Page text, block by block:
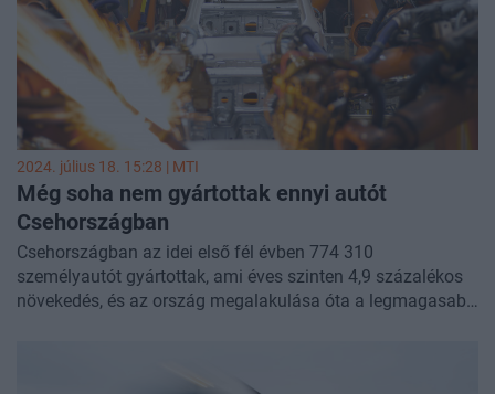
2024. július 18. 15:28 | MTI
Még soha nem gyártottak ennyi autót
Csehországban
Csehországban az idei első fél évben 774 310
személyautót gyártottak, ami éves szinten 4,9 százalékos
növekedés, és az ország megalakulása óta a legmagasabb